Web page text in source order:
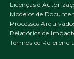
Licenças e
Modelos de
Processos
Relatórios de
Termos de Referência